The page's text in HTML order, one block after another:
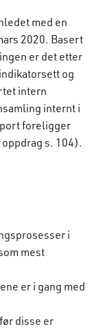
med en
2020. Basert
er det etter
og
intern
internt i
foreligger
s. 104).
i
mest
er i gang med
disse er